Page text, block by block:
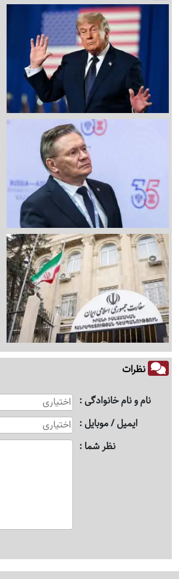
نظرات
نام و نام خانوادگی
ایمیل / موبایل
نظر شما